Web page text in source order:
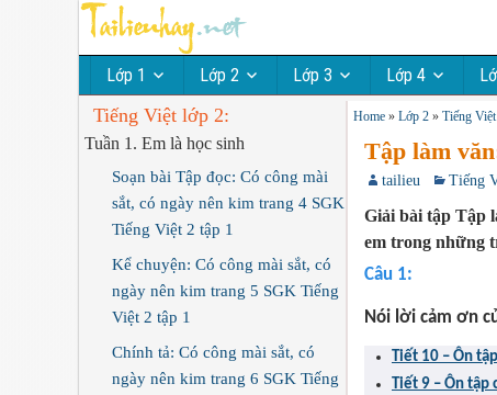
Lớp 1 Lớp 2 Lớp 3 Lớp 4
Tiếng Việt lớp 2:
Tuần 1. Em là học sinh
Soạn bài Tập đọc: Có công mài
sắt, có ngày nên kim trang 4 SGK
Tiếng Việt 2 tập 1
Kể chuyện: Có công mài sắt, có
ngày nên kim trang 5 SGK Tiếng
Việt 2 tập 1
Chính tả: Có công mài sắt, có
ngày nên kim trang 6 SGK Tiếng
Home » Lớp 2 » Tiếng
Tập làm
tailieu Tiếng
Giải bài tập Tập
em trong những
Câu 1:
Nói lời cảm ơn